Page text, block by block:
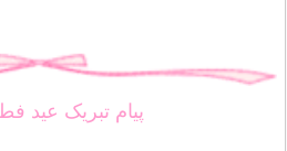
پیام تبریک عید